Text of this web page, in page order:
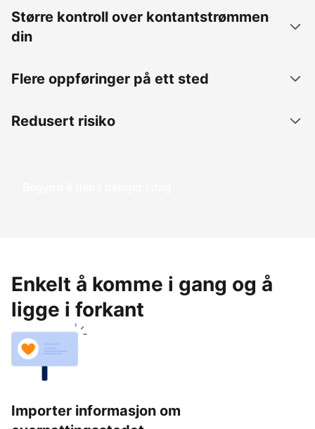
Større kontroll over kontantstrømmen
din
Flere oppføringer på ett sted
Redusert risiko
Begynn å tjene penger i dag
Enkelt å komme i gang og å
ligge i forkant
Importer informasjon om